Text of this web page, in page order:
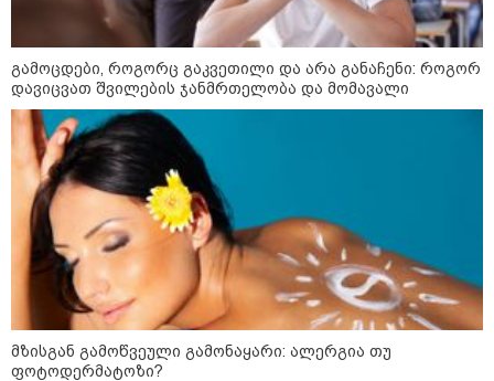
23:14 / 06-08-2026
სამოქალაქო საზოგადოების
წარმომადგენლები 2008 წლის
რუსეთ-საქართველოს აგვისტოს
ომის 18 წლისთავთან
22:35 / 06-08-2026
"კიდევ ერთხელ მოვუწოდებ
საქართველოს მთავრობას, მისი
დაუყოვნებლივი და უპირობო
გათავისუფლებისკენ" - რას
წერს ეუთო-ს წარმომადგენელი
მზია ამაღლობელზე?
კატეგორიის ყველა სიახლე
გამოცდები, როგორც გაკვეთილი და არა განაჩენი: როგორ
დავიცვათ შვილების ჯანმრთელობა და მომავალი
მზისგან გამოწვეული გამონაყარი: ალერგია თუ
ფოტოდერმატოზი?